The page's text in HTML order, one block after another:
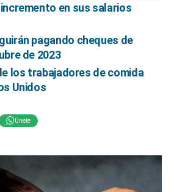
en sus salarios
pagando cheques de
de 2023
los trabajadores de comida
Unidos
Únete